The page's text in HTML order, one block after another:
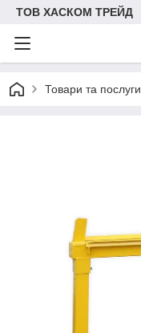
ТОВ ХАСКОМ ТРЕЙД
Товари та послуги